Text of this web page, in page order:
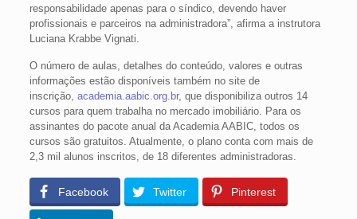
responsabilidade apenas para o síndico, devendo haver
profissionais e parceiros na administradora”, afirma a instrutora
Luciana Krabbe Vignati.
O número de aulas, detalhes do conteúdo, valores e outras
informações estão disponíveis também no site de
inscrição, academia.aabic.org.br, que disponibiliza outros 14
cursos para quem trabalha no mercado imobiliário. Para os
assinantes do pacote anual da Academia AABIC, todos os
cursos são gratuitos. Atualmente, o plano conta com mais de
2,3 mil alunos inscritos, de 18 diferentes administradoras.
Facebook Twitter Pinterest